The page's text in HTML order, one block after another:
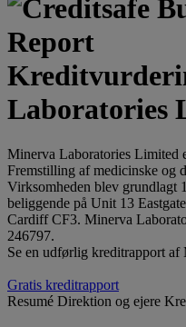
Laboratories
Minerva Laboratories Limited
Fremstilling af medicinske og
Virksomheden blev grundlagt
beliggende på Unit 13
Cardiff CF3. Minerva
246797.
Se en udførlig kreditrapport
Gratis kreditrapport
Resumé Direktion og ejere